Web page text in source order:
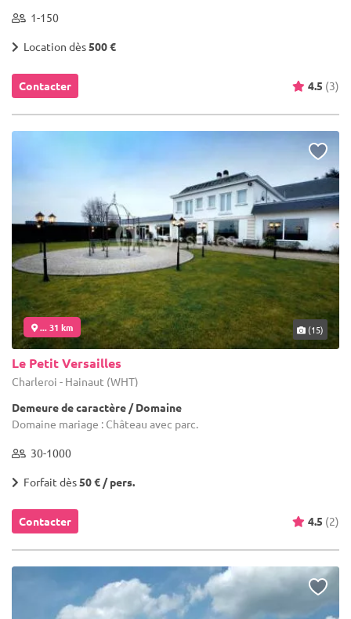
1-150
Location dès500 €
Contacter 4.5 (3)
... 31 km (15)
Le Petit Versailles
Charleroi - Hainaut (WHT)
Demeure de caractère / Domaine
Domaine mariage : Château avec parc.
30-1000
Forfait dès50 € / pers.
Contacter 4.5 (2)